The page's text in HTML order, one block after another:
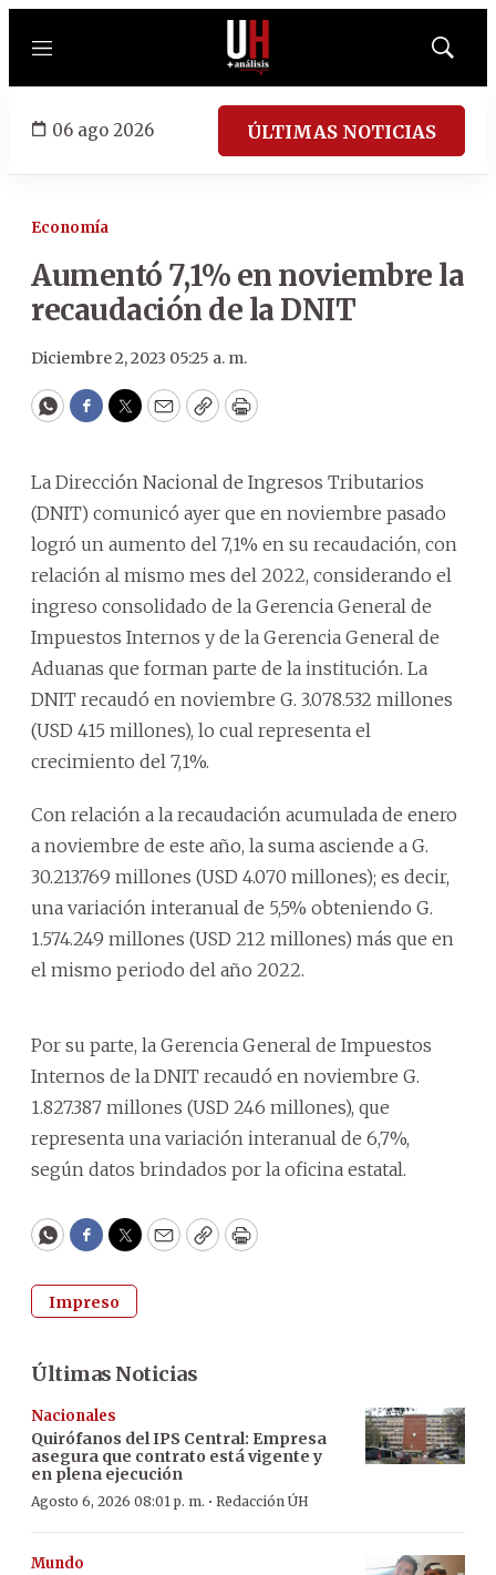
Menú
Mostrar
06 ago 2026 ÚLTIMAS NOTICIAS
Economía
Aumentó 7,1% en noviembre la
recaudación de la DNIT
Diciembre 2, 2023 05:25 a. m.
WhatsApp
Facebook
Twitter
EmailCopyPrint
La Dirección Nacional de Ingresos Tributarios
(DNIT) comunicó ayer que en noviembre pasado
logró un aumento del 7,1% en su recaudación, con
relación al mismo mes del 2022, considerando el
ingreso consolidado de la Gerencia General de
Impuestos Internos y de la Gerencia General de
Aduanas que forman parte de la institución. La
DNIT recaudó en noviembre G. 3.078.532 millones
(USD 415 millones), lo cual representa el
crecimiento del 7,1%.
Con relación a la recaudación acumulada de enero
a noviembre de este año, la suma asciende a G.
30.213.769 millones (USD 4.070 millones); es decir,
una variación interanual de 5,5% obteniendo G.
1.574.249 millones (USD 212 millones) más que en
el mismo periodo del año 2022.
Por su parte, la Gerencia General de Impuestos
Internos de la DNIT recaudó en noviembre G.
1.827.387 millones (USD 246 millones), que
representa una variación interanual de 6,7%,
según datos brindados por la oficina estatal.
WhatsApp
Facebook
Twitter
EmailCopyPrint
Impreso
Últimas Noticias
Nacionales
Quirófanos del IPS Central: Empresa
asegura que contrato está vigente y
en plena ejecución
Agosto 6, 2026 08:01 p. m. · Redacción ÚH
Mundo